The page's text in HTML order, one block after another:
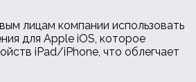
лицам компании использовать
для Apple iOS, которое
iPad/iPhone, что облегчает